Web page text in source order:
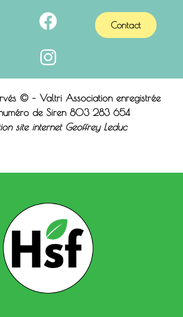
Contact
© – Valtri Association enregistrée
uméro de Siren 803 283 654
site internet Geoffrey Leduc